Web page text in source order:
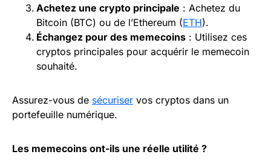
Achetez une crypto principale : Achetez du
Bitcoin (BTC) ou de l’Ethereum (ETH).
Échangez pour des memecoins : Utilisez ces
cryptos principales pour acquérir le memecoin
souhaité.
Assurez-vous de sécuriser vos cryptos dans un
portefeuille numérique.
Les memecoins ont-ils une réelle utilité ?